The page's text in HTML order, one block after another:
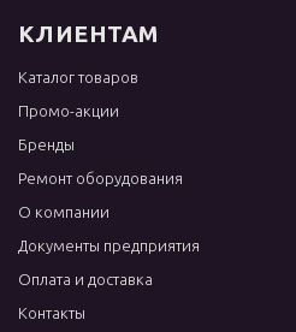
КЛИЕНТАМ
Каталог товаров
Промо-акции
Бренды
Ремонт оборудования
О компании
Документы предприятия
Оплата и доставка
Контакты